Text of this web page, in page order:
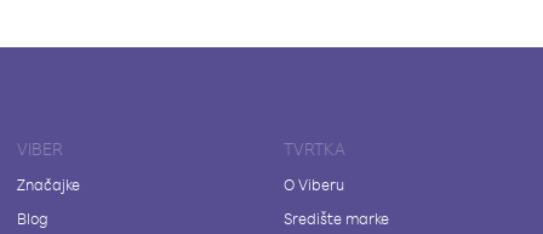
VIBER
Značajke
Blog
TVRTKA
O Viberu
Središte marke